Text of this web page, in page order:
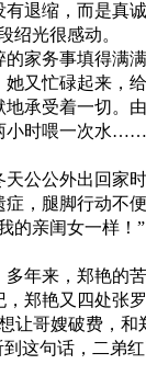
退缩，而是真
绍光很感动。
家务事填得满
又忙碌起来，
承受着一切。
小时喂一次水
公公外出回家
，腿脚行动不
的亲闺女一样！”
年来，郑艳的
郑艳又四处张罗
哥嫂破费，和
这句话，二弟